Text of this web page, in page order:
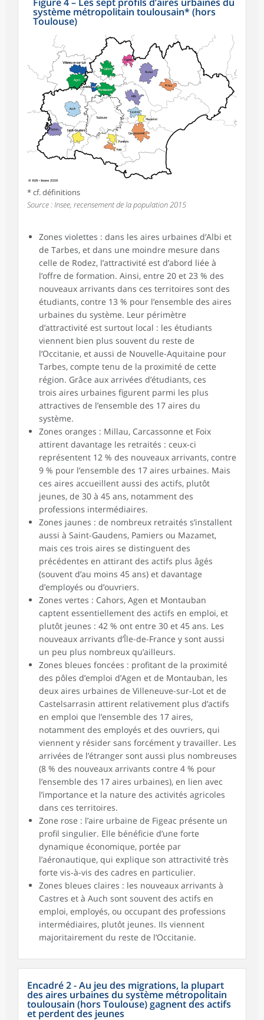
système métropolitain toulousain* (hors
Toulouse)
* cf. définitions
Source : Insee, recensement de la population 2015
Zones violettes : dans les aires urbaines d’Albi et
de Tarbes, et dans une moindre mesure dans
celle de Rodez, l’attractivité est d’abord liée à
l’offre de formation. Ainsi, entre 20 et 23 % des
nouveaux arrivants dans ces territoires sont des
étudiants, contre 13 % pour l’ensemble des aires
urbaines du système. Leur périmètre
d’attractivité est surtout local : les étudiants
viennent bien plus souvent du reste de
l’Occitanie, et aussi de Nouvelle-Aquitaine pour
Tarbes, compte tenu de la proximité de cette
région. Grâce aux arrivées d’étudiants, ces
trois aires urbaines figurent parmi les plus
attractives de l’ensemble des 17 aires du
système.
Zones oranges : Millau, Carcassonne et Foix
attirent davantage les retraités : ceux-ci
représentent 12 % des nouveaux arrivants, contre
9 % pour l’ensemble des 17 aires urbaines. Mais
ces aires accueillent aussi des actifs, plutôt
jeunes, de 30 à 45 ans, notamment des
professions intermédiaires.
Zones jaunes : de nombreux retraités s’installent
aussi à Saint-Gaudens, Pamiers ou Mazamet,
mais ces trois aires se distinguent des
précédentes en attirant des actifs plus âgés
(souvent d’au moins 45 ans) et davantage
d’employés ou d’ouvriers.
Zones vertes : Cahors, Agen et Montauban
captent essentiellement des actifs en emploi, et
plutôt jeunes : 42 % ont entre 30 et 45 ans. Les
nouveaux arrivants d’Île-de-France y sont aussi
un peu plus nombreux qu’ailleurs.
Zones bleues foncées : profitant de la proximité
des pôles d’emploi d’Agen et de Montauban, les
deux aires urbaines de Villeneuve-sur-Lot et de
Castelsarrasin attirent relativement plus d’actifs
en emploi que l’ensemble des 17 aires,
notamment des employés et des ouvriers, qui
viennent y résider sans forcément y travailler. Les
arrivées de l’étranger sont aussi plus nombreuses
(8 % des nouveaux arrivants contre 4 % pour
l’ensemble des 17 aires urbaines), en lien avec
l’importance et la nature des activités agricoles
dans ces territoires.
Zone rose : l’aire urbaine de Figeac présente un
profil singulier. Elle bénéficie d’une forte
dynamique économique, portée par
l’aéronautique, qui explique son attractivité très
forte vis-à-vis des cadres en particulier.
Zones bleues claires : les nouveaux arrivants à
Castres et à Auch sont souvent des actifs en
emploi, employés, ou occupant des professions
intermédiaires, plutôt jeunes. Ils viennent
majoritairement du reste de l’Occitanie.
Encadré 2 - Au jeu des migrations, la plupart
des aires urbaines du système métropolitain
toulousain (hors Toulouse) gagnent des actifs
et perdent des jeunes